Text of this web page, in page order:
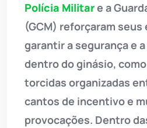
Polícia Militare a
(GCM) reforçaram
garantir a segurança e
dentro do ginásio,
torcidas organizadas
cantos de incentivo e
provocações. Dentro